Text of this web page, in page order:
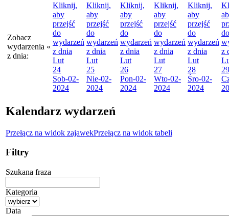
Zobacz
wydarzenia
z dnia:
«
Kliknij,
aby
przejść
do
wydarzeń
z dnia
Lut
24
Sob-02-
2024
Kliknij,
aby
przejść
do
wydarzeń
z dnia
Lut
25
Nie-02-
2024
Kliknij,
aby
przejść
do
wydarzeń
z dnia
Lut
26
Pon-02-
2024
Kliknij,
aby
przejść
do
wydarzeń
z dnia
Lut
27
Wto-02-
2024
Kliknij,
aby
przejść
do
wydarzeń
z dnia
Lut
28
Śro-02-
2024
do
z
29
Kalendarz wydarzeń
Przełącz na widok zajawekPrzełącz na widok tabeli
Filtry
Szukana fraza
Kategoria
Data